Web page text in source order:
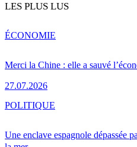
LES PLUS LUS
Merci la Chine : elle a sauvé
27.07.2026
ÉCONOMIE
Une enclave espagnole dépassée
POLITIQUE